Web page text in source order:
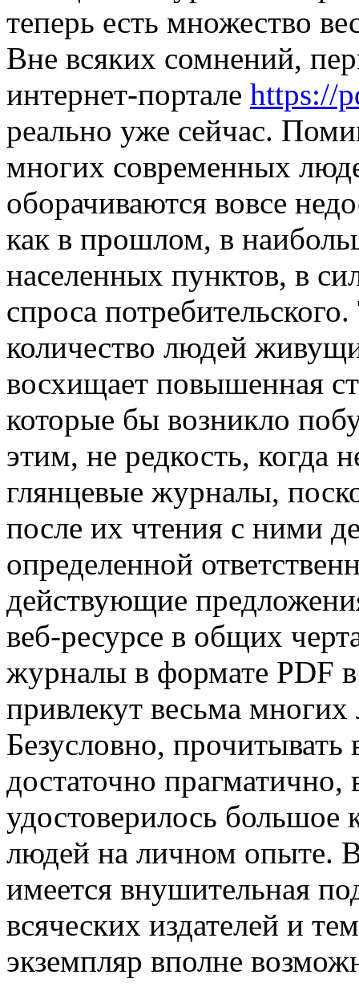
теперь есть множество
Вне всяких сомнений,
интернет-портале https://
реально уже сейчас.
многих современных
оборачиваются вовсе
как в прошлом, в
населенных пунктов, в
спроса
количество людей
восхищает повышенная
которые бы возникло
этим, не редкость, когда
глянцевые журналы,
после их чтения с ними
определенной
действующие
веб-ресурсе в общих
журналы в формате PDF
привлекут весьма
Безусловно,
достаточно
удостоверилось большое
людей на личном опыте.
имеется внушительная
всяческих издателей и
экземпляр вполне